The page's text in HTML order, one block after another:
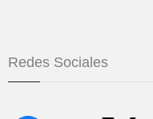
Redes Sociales